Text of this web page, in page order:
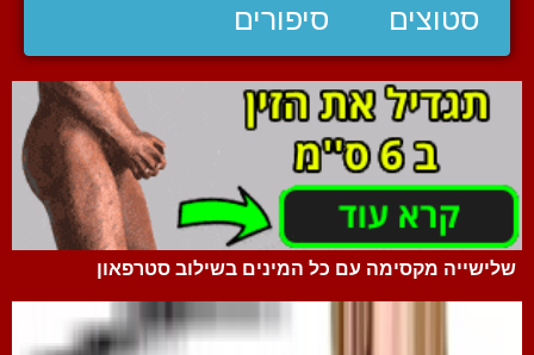
סטוצים סיפורים
שלישייה מקסימה עם כל המינים בשילוב סטרפאון